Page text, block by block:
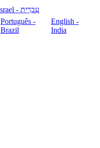
עִבְרִית - Israel
Português -
Brazil
English -
India